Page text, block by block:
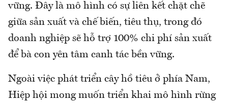
vững. Đây là mô hình có sự liên kết chặt chẽ
giữa sản xuất và chế biến, tiêu thụ, trong đó
doanh nghiệp sẽ hỗ trợ 100% chi phí sản xuất
để bà con yên tâm canh tác bền vững.
Ngoài việc phát triển cây hồ tiêu ở phía Nam,
Hiệp hội mong muốn triển khai mô hình rừng